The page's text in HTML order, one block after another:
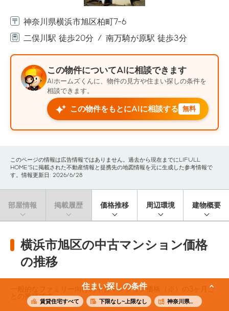
住まい探しの条件
賃貸住宅すべて 下限なし~上限なし 神奈川県横浜市旭区
神奈川県横浜市旭区柏町7-6
二俣川駅 徒歩20分
南万騎が原駅 徒歩3分
この物件についてAIに相談できます
AIホームズくんに、物件の見方や住まい探しの条件を
相談できます。
この物件をもとにAIに相談する 無料
このページの情報は広告情報ではありません。過去から現在までにLIFULL
HOME'Sに掲載された不動産情報と提携先の地図情報を元に生成した参考情報で
す。情報更新日: 2026/6/28
部屋情報 掲載履歴 価格推移 周辺環境 建物概要
横浜市旭区の中古マンション価格
の推移
一般的なファミリー向けの中古マンション価格（※）の3ヶ月ご
との推移です。